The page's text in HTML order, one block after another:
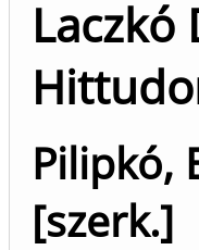
Laczkó
Pilipkó,
[szerk.]